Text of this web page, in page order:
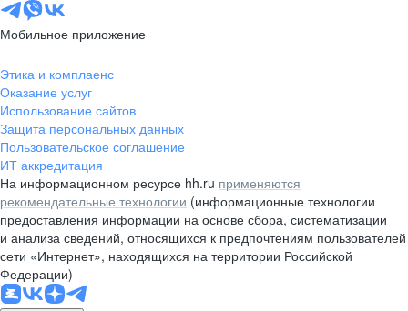
Мобильное приложение
Этика и комплаенс
Оказание услуг
Использование сайтов
Защита персональных данных
Пользовательское соглашение
ИТ аккредитация
На информационном ресурсе hh.ru применяются
рекомендательные технологии (информационные технологии
предоставления информации на основе сбора, систематизации
и анализа сведений, относящихся к предпочтениям пользователей
сети «Интернет», находящихся на территории Российской
Федерации)